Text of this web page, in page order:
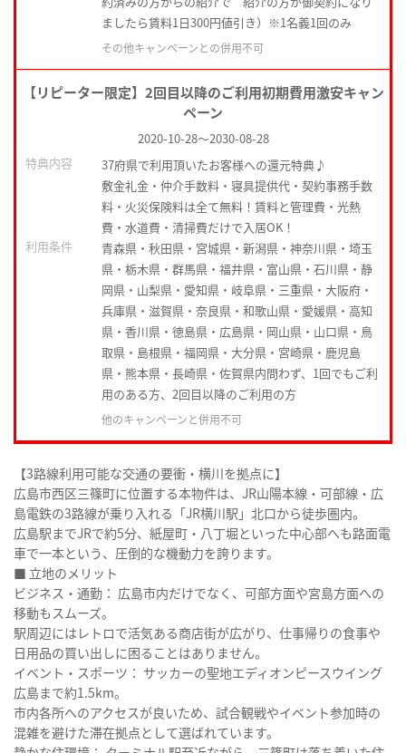
ましたら賃料1日300円値引き）※1名義1回のみ
その他キャンペーンとの併用不可
【リピーター限定】2回目以降のご利用初期費用激安キャン
ペーン
2020-10-28～2030-08-28
特典内容
37府県で利用頂いたお客様への還元特典♪
敷金礼金・仲介手数料・寝具提供代・契約事務手数
料・火災保険料は全て無料！賃料と管理費・光熱
費・水道費・清掃費だけで入居OK！
利用条件
青森県・秋田県・宮城県・新潟県・神奈川県・埼玉
県・栃木県・群馬県・福井県・富山県・石川県・静
岡県・山梨県・愛知県・岐阜県・三重県・大阪府・
兵庫県・滋賀県・奈良県・和歌山県・愛媛県・高知
県・香川県・徳島県・広島県・岡山県・山口県・鳥
取県・島根県・福岡県・大分県・宮崎県・鹿児島
県・熊本県・長崎県・佐賀県内問わず、1回でもご利
用のある方、2回目以降のご利用の方
他のキャンペーンと併用不可
【3路線利用可能な交通の要衝・横川を拠点に】
広島市西区三篠町に位置する本物件は、JR山陽本線・可部線・広
島電鉄の3路線が乗り入れる「JR横川駅」北口から徒歩圏内。
広島駅までJRで約5分、紙屋町・八丁堀といった中心部へも路面電
車で一本という、圧倒的な機動力を誇ります。
■ 立地のメリット
ビジネス・通勤： 広島市内だけでなく、可部方面や宮島方面への
移動もスムーズ。
駅周辺にはレトロで活気ある商店街が広がり、仕事帰りの食事や
日用品の買い出しに困ることはありません。
イベント・スポーツ： サッカーの聖地エディオンピースウイング
広島まで約1.5km。
市内各所へのアクセスが良いため、試合観戦やイベント参加時の
混雑を避けた滞在拠点として選ばれています。